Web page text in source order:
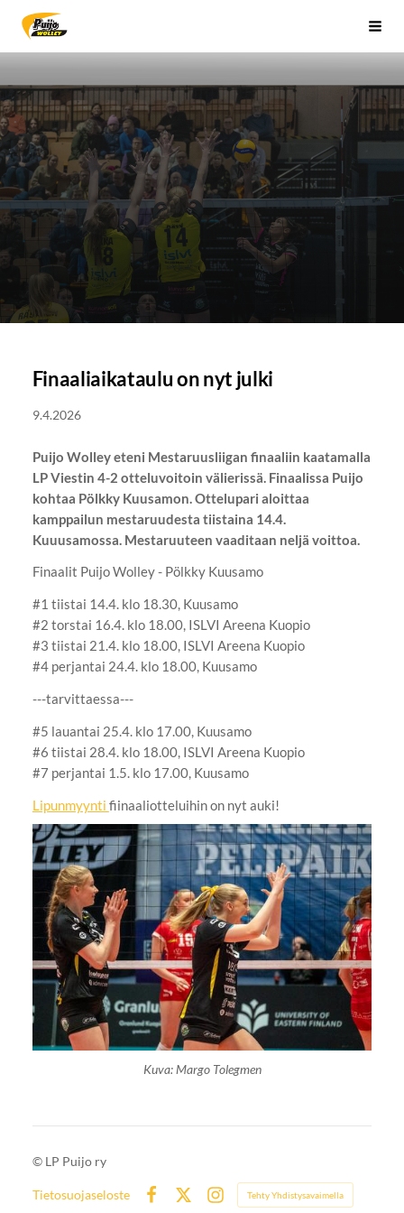
Siirry
sivun
Sivuston etusivulle
Finaaliaikataulu on nyt julki
9.4.2026
Puijo Wolley eteni Mestaruusliigan finaaliin kaatamalla
LP Viestin 4-2 otteluvoitoin välierissä. Finaalissa Puijo
kohtaa Pölkky Kuusamon. Ottelupari aloittaa
kamppailun mestaruudesta tiistaina 14.4.
Kuuusamossa. Mestaruuteen vaaditaan neljä voittoa.
Finaalit Puijo Wolley - Pölkky Kuusamo
#1 tiistai 14.4. klo 18.30, Kuusamo
#2 torstai 16.4. klo 18.00, ISLVI Areena Kuopio
#3 tiistai 21.4. klo 18.00, ISLVI Areena Kuopio
#4 perjantai 24.4. klo 18.00, Kuusamo
---tarvittaessa---
#5 lauantai 25.4. klo 17.00, Kuusamo
#6 tiistai 28.4. klo 18.00, ISLVI Areena Kuopio
#7 perjantai 1.5. klo 17.00, Kuusamo
Lipunmyynti fiinaaliotteluihin on nyt auki!
Kuva: Margo Tolegmen
© LP Puijo ry
Tietosuojaseloste
Instagram
Tehty Yhdistysavaimella